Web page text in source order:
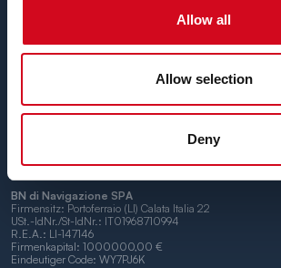
Allow all
Allow selection
Deny
günstigen Tarifen, bequemen
zwischen den
und Portoferraio.
Wir freuen uns, Sie an Bord begrüßen zu
BN di Navigazione SPA
Firmensitz: Portoferraio (LI) Calata Italia 22
USt.-IdNr./St-IdNr.: IT01968710994
R.E.A.: LI-147146
Firmenkapital: 1000000,00 €
Eindeutiger Code: WY7PJ6K